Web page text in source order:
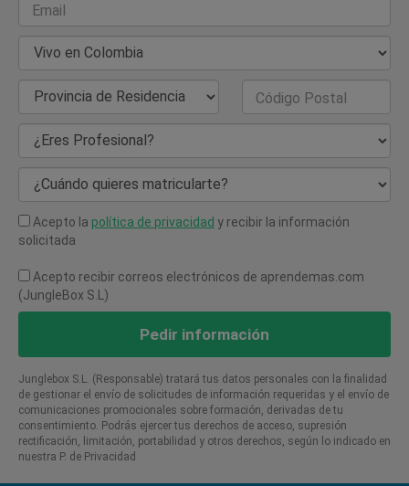
Email
País de Residencia
Provincia de Residencia Código Postal
¿Eres Profesional?
¿Cuándo quieres matricularte?
Acepto la política de privacidad y recibir la información
solicitada
Acepto recibir correos electrónicos de aprendemas.com
(JungleBox S.L)
Pedir información
Junglebox S.L. (Responsable) tratará tus datos personales con la finalidad
de gestionar el envío de solicitudes de información requeridas y el envío de
comunicaciones promocionales sobre formación, derivadas de tu
consentimiento. Podrás ejercer tus derechos de acceso, supresión
rectificación, limitación, portabilidad y otros derechos, según lo indicado en
nuestra P. de Privacidad​